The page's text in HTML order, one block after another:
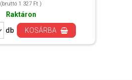
(bruttó 1 327 Ft )
Raktáron
db
KOSÁRBA